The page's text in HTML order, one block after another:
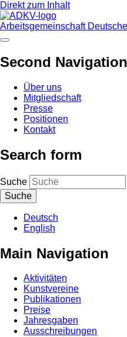
Direkt zum Inhalt
Arbeitsgemeinschaft
Second Navigation
Über uns
Mitgliedschaft
Presse
Positionen
Kontakt
Search form
Suche
Deutsch
English
Main Navigation
Aktivitäten
Kunstvereine
Publikationen
Preise
Jahresgaben
Ausschreibungen